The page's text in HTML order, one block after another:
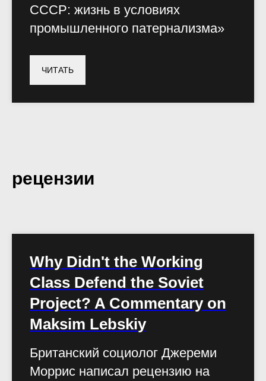
СССР: жизнь в условиях
промышленного патернализма»
ЧИТАТЬ
рецензии
Why Didn't the Working
Class Defend the Soviet
Project? A Commentary on
Maksim Lebskiy
Британский социолог Джереми
Моррис написал рецензию на